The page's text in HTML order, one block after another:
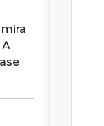
mira